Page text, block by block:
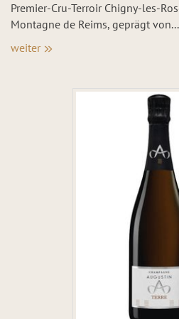
Premier-Cru-Terroir Chigny-les-
Montagne de Reims, geprägt von...
weiter